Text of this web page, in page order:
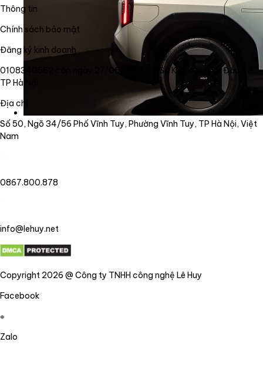
Thông tin
Chính sách bảo mật
Đăng ký kinh doanh
0108340562 cấp ngày 27/06/2018 bởi Sở Kế Hoạch và Đầu Tư
TP Hà Nội
Địa chỉ
Số 50, Ngõ 34/56 Phố Vĩnh Tuy, Phường Vĩnh Tuy, TP Hà Nội, Việt
Nam
0867.800.878
info@lehuy.net
Copyright 2026 @ Công ty TNHH công nghệ Lê Huy
Facebook
Zalo